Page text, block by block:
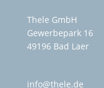
Thele GmbH
Gewerbepark 16
49196 Bad Laer
info@thele.de